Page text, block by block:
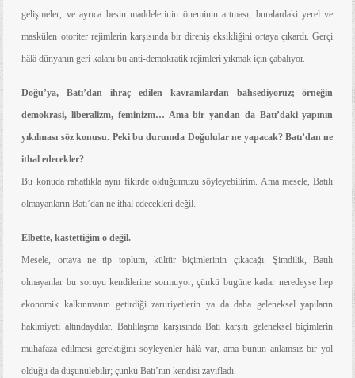
gelişmeler, ve ayrıca besin maddelerinin öneminin artması, buralardaki yerel ve
maskülen otoriter rejimlerin karşısında bir direniş eksikliğini ortaya çıkardı. Gerçi
hâlâ dünyanın geri kalanı bu anti-demokratik rejimleri yıkmak için çabalıyor.
Doğu’ya, Batı’dan ihraç edilen kavramlardan bahsediyoruz; örneğin
demokrasi, liberalizm, feminizm… Ama bir yandan da Batı’daki yapının
yıkılması söz konusu. Peki bu durumda Doğulular ne yapacak? Batı’dan ne
ithal edecekler?
Bu konuda rahatlıkla aynı fikirde olduğumuzu söyleyebilirim. Ama mesele, Batılı
olmayanların Batı’dan ne ithal edecekleri değil.
Elbette, kastettiğim o değil.
Mesele, ortaya ne tip toplum, kültür biçimlerinin çıkacağı. Şimdilik, Batılı
olmayanlar bu soruyu kendilerine sormuyor, çünkü bugüne kadar neredeyse hep
ekonomik kalkınmanın getirdiği zaruriyetlerin ya da daha geleneksel yapıların
hakimiyeti altındaydılar. Batılılaşma karşısında Batı karşıtı geleneksel biçimlerin
muhafaza edilmesi gerektiğini söyleyenler hâlâ var, ama bunun anlamsız bir yol
olduğu da düşünülebilir; çünkü Batı’nın kendisi zayıfladı.